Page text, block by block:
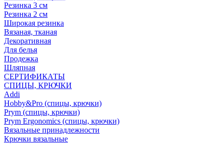
Резинка 3 см
Резинка 2 см
Широкая резинка
Вязаная, тканая
Декоративная
Для белья
Продежка
Шляпная
СЕРТИФИКАТЫ
СПИЦЫ, КРЮЧКИ
Addi
Hobby&Pro (спицы, крючки)
Prym (спицы, крючки)
Prym Ergonomics (спицы, крючки)
Вязальные принадлежности
Крючки вязальные